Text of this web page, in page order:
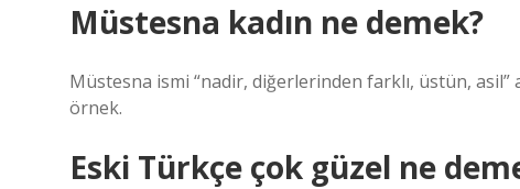
Müstesna kadın ne demek?
Müstesna ismi “nadir, diğerlerinden farklı, üstün,
örnek.
Eski Türkçe çok güzel ne